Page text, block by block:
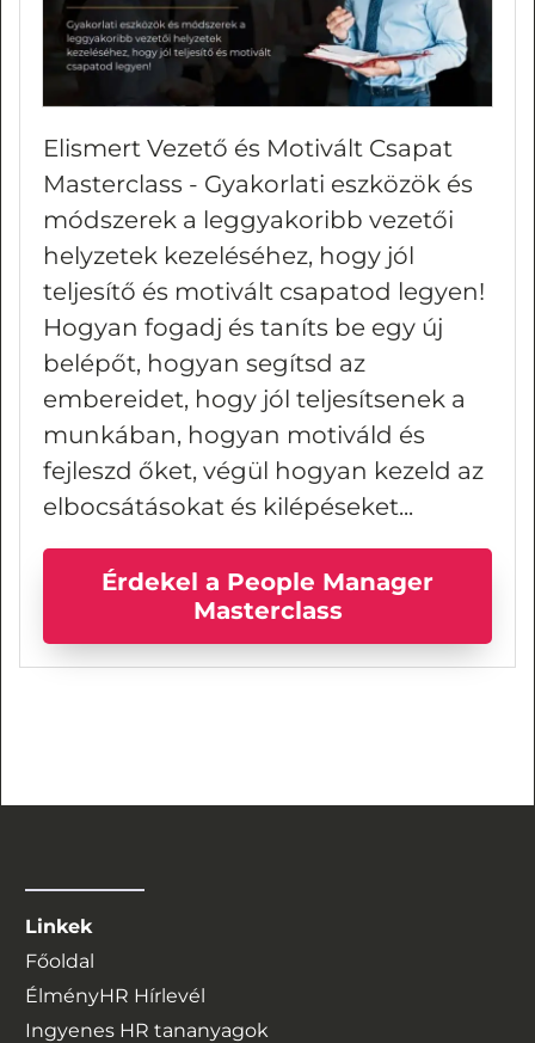
Elismert Vezető és Motivált Csapat
Masterclass - Gyakorlati eszközök és
módszerek a leggyakoribb vezetői
helyzetek kezeléséhez, hogy jól
teljesítő és motivált csapatod legyen!
Hogyan fogadj és taníts be egy új
belépőt, hogyan segítsd az
embereidet, hogy jól teljesítsenek a
munkában, hogyan motiváld és
fejleszd őket, végül hogyan kezeld az
elbocsátásokat és kilépéseket...
Érdekel a People Manager
Masterclass
Linkek
Főoldal
ÉlményHR Hírlevél
Ingyenes HR tananyagok